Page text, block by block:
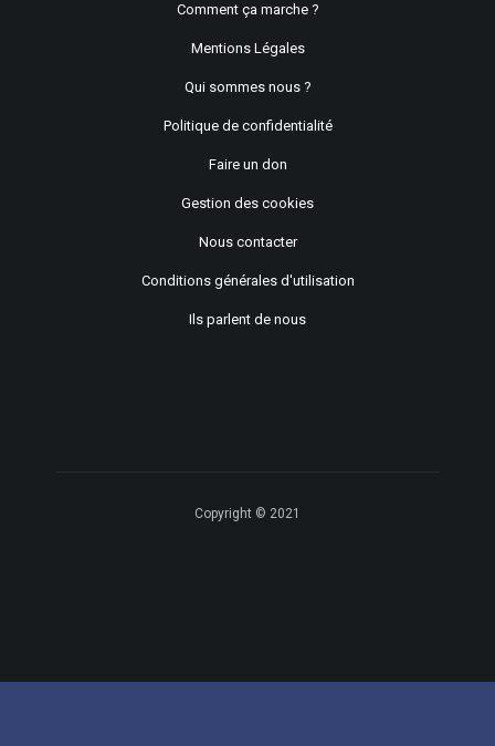
Comment ça marche ?
Mentions Légales
Qui sommes nous ?
Politique de confidentialité
Faire un don
Gestion des cookies
Nous contacter
Conditions générales d'utilisation
Ils parlent de nous
Copyright © 2021